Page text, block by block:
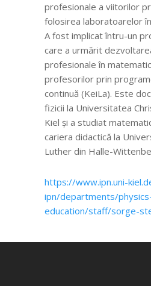
profesionale a viitorilor
folosirea laboratoarelor
A fost implicat întru-un
care a urmărit
profesionale în
profesorilor prin
continuă (KeiLa). Este
fizicii la Universitatea
Kiel și a studiat
cariera didactică la
Luther din Halle-
https://www.ipn.uni-
ipn/departments/
education/staff/sorge-